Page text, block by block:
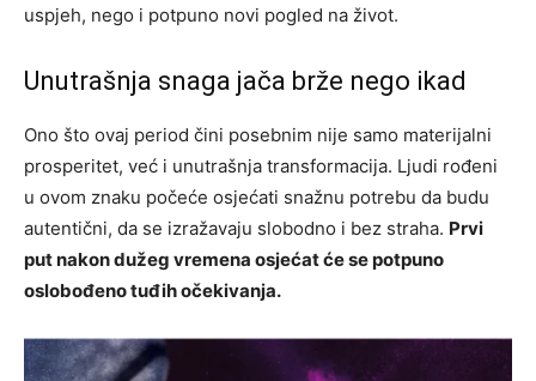
uspjeh, nego i potpuno novi pogled na život.
Unutrašnja snaga jača brže nego ikad
Ono što ovaj period čini posebnim nije samo materijalni
prosperitet, već i unutrašnja transformacija. Ljudi rođeni
u ovom znaku počeće osjećati snažnu potrebu da budu
autentični, da se izražavaju slobodno i bez straha. Prvi
put nakon dužeg vremena osjećat će se potpuno
oslobođeno tuđih očekivanja.